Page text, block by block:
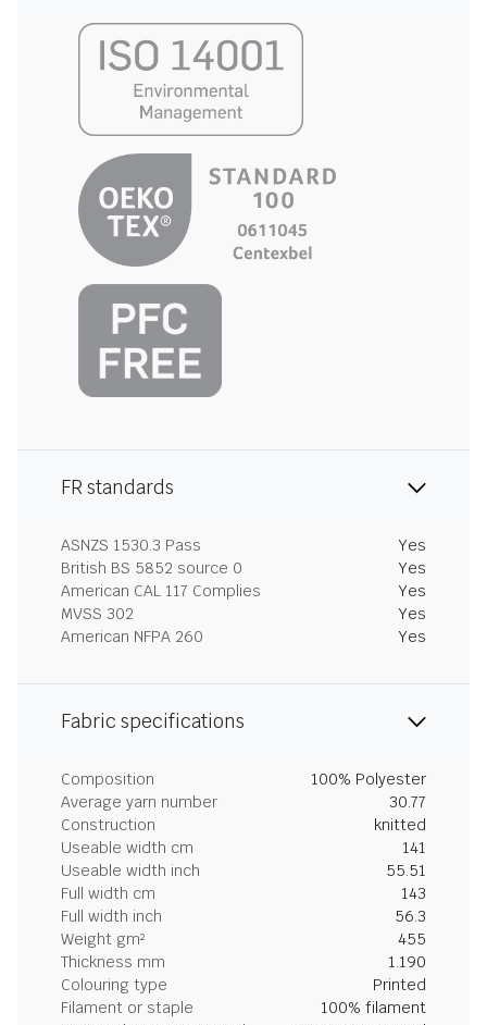
FR standards
ASNZS 1530.3 Pass
Yes
British BS 5852 source 0
Yes
American CAL 117 Complies
Yes
MVSS 302
Yes
American NFPA 260
Yes
Fabric specifications
Composition
100% Polyester
Average yarn number
30.77
Construction
knitted
Useable width cm
141
Useable width inch
55.51
Full width cm
143
Full width inch
56.3
Weight gm²
455
Thickness mm
1.190
Colouring type
Printed
Filament or staple
100% filament